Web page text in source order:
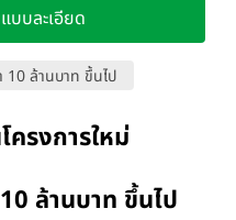
บบละเอียด
10 ล้านบาท ขึ้นไป
ครงการใหม่
ล้านบาท ขึ้นไป